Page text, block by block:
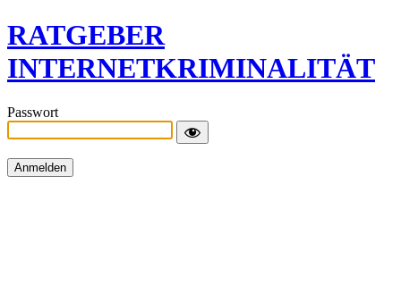
RATGEBER
INTERNETKRIMINALITÄT
Passwort